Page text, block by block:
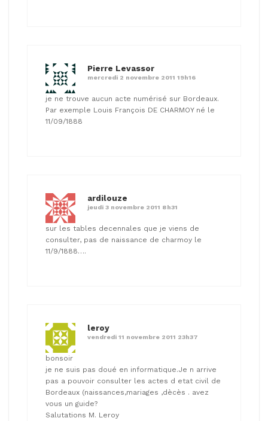
Pierre Levassor
mercredi 2 novembre 2011 19h16
je ne trouve aucun acte numérisé sur Bordeaux.
Par exemple Louis François DE CHARMOY né le
11/09/1888
ardilouze
jeudi 3 novembre 2011 8h31
sur les tables decennales que je viens de
consulter, pas de naissance de charmoy le
11/9/1888….
leroy
vendredi 11 novembre 2011 23h37
bonsoir
je ne suis pas doué en informatique.Je n arrive
pas a pouvoir consulter les actes d etat civil de
Bordeaux (naissances,mariages ,dècès . avez
vous un guide?
Salutations M. Leroy